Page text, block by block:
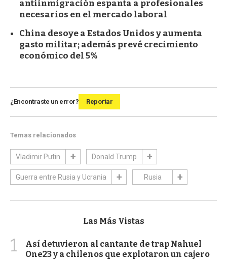
antiinmigración espanta a profesionales
necesarios en el mercado laboral
China desoye a Estados Unidos y aumenta
gasto militar; además prevé crecimiento
económico del 5%
¿Encontraste un error? Reportar
Temas relacionados
Vladimir Putin Donald Trump
Guerra entre Rusia y Ucrania Rusia
Las Más Vistas
1
Así detuvieron al cantante de trap Nahuel
One23 y a chilenos que explotaron un cajero